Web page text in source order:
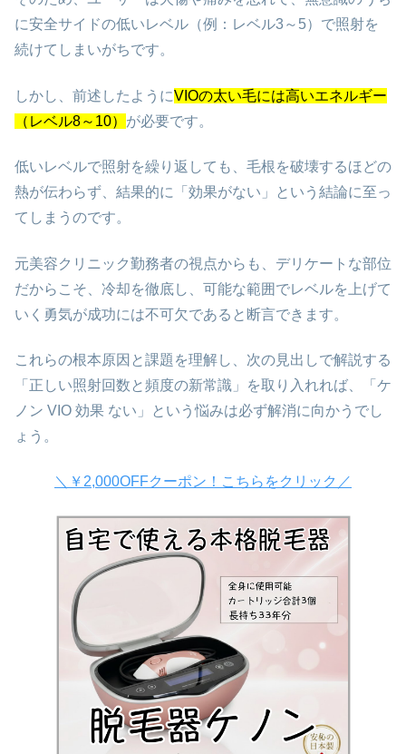
に安全サイドの低いレベル（例：レベル3～5）で照射を
続けてしまいがちです。
しかし、前述したようにVIOの太い毛には高いエネルギー
（レベル8～10） が必要です。
低いレベルで照射を繰り返しても、毛根を破壊するほどの
熱が伝わらず、結果的に「効果がない」という結論に至っ
てしまうのです。
元美容クリニック勤務者の視点からも、デリケートな部位
だからこそ、冷却を徹底し、可能な範囲でレベルを上げて
いく勇気が成功には不可欠であると断言できます。
これらの根本原因と課題を理解し、次の見出しで解説する
「正しい照射回数と頻度の新常識」を取り入れれば、「ケ
ノン VIO 効果 ない」という悩みは必ず解消に向かうでし
ょう。
＼￥2,000OFFクーポン！こちらをクリック／